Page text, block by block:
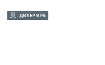
ДИЛЕР В РБ